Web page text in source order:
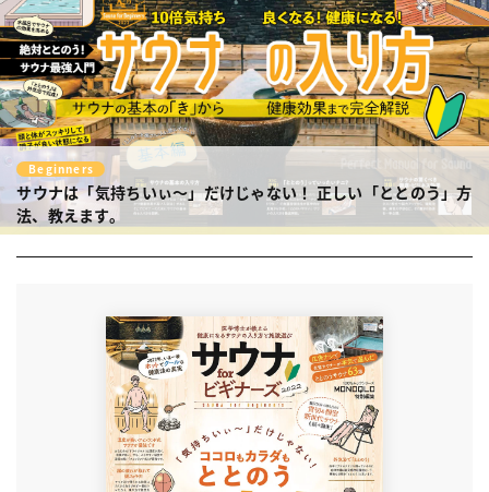
Beginners
サウナは「気持ちいぃ〜」だけじゃない！正しい「ととのう」方
法、教えます。